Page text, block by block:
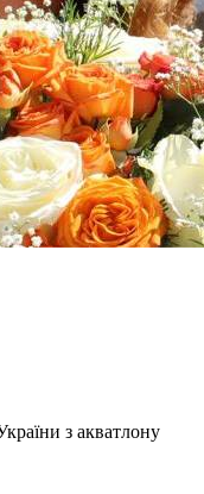
з акватлону